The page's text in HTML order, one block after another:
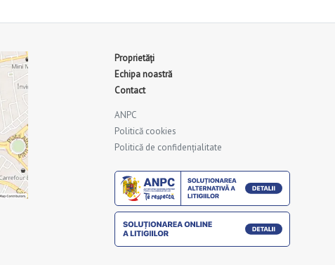
Proprietăți
Echipa noastră
Contact
ANPC
Politică cookies
Politică de confidențialitate